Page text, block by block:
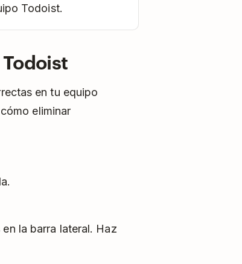
Todoist.
en tu equipo
eliminar
la barra lateral. Haz